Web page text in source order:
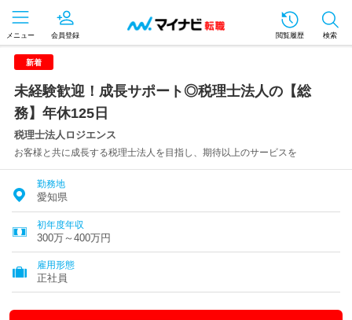
メニュー 会員登録 閲覧履歴 検索
新着
未経験歓迎！成長サポート◎税理士法人の【総
務】年休125日
税理士法人ロジエンス
お客様と共に成長する税理士法人を目指し、期待以上のサービスを
勤務地
愛知県
初年度年収
300万～400万円
雇用形態
正社員